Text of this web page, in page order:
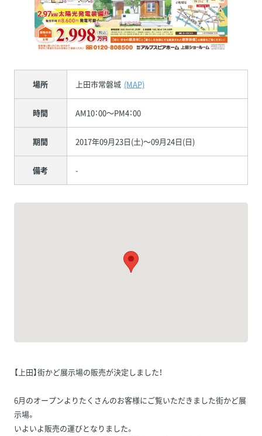
場所 上田市常磐城 (MAP)
時間 AM10：00～PM4：00
期間 2017年09月23日(土)～09月24日(日)
備考 -
【上田】街かど展示場の販売が決定しました！
6月のオープンよりたくさんのお客様にご覧いただきました街かど展
示場。
いよいよ販売の運びとなりました。